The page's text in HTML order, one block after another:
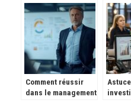
rentabilite de votre
entreprise ?
Comment réussir
dans le management